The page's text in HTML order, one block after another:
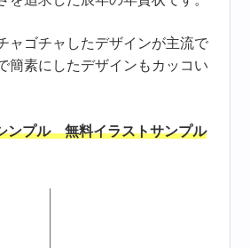
ャゴチャしたデザインが主流で
簡素にしたデザインもカッコい
プル 無料イラストサンプル